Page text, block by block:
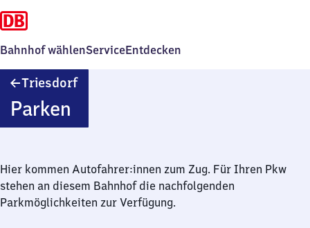
Bahnhof wählenServiceEntdecken
TriesdorfTriesdorf
Parken
Hier kommen Autofahrer:innen zum Zug. Für Ihren Pkw
stehen an diesem Bahnhof die nachfolgenden
Parkmöglichkeiten zur Verfügung.